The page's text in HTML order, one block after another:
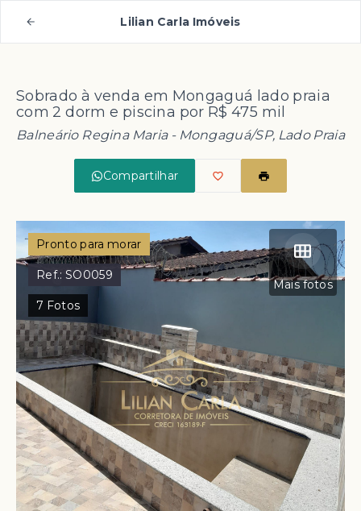
Lilian Carla Imóveis
Sobrado à venda em Mongaguá lado praia
com 2 dorm e piscina por R$ 475 mil
Balneário Regina Maria - Mongaguá/SP, Lado Praia
Compartilhar
Mais fotos
Pronto para morar
Ref.:SO0059
7 Fotos